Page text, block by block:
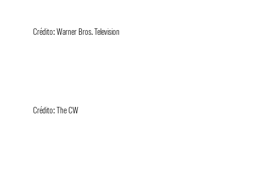
Crédito: Warner Bros. Television
Crédito: The CW